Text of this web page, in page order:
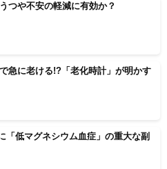
つや不安の軽減に有効か？
急に老ける!?「老化時計」が明かす
「低マグネシウム血症」の重大な副